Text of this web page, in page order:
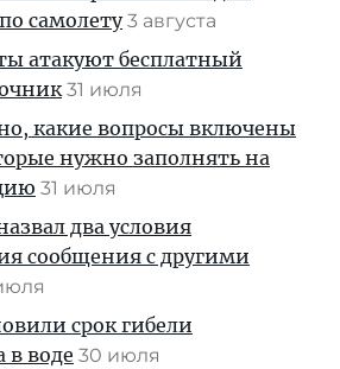
самолету 3 августа
атакуют бесплатный
31 июля
какие вопросы включены
нужно заполнять на
31 июля
два условия
сообщения с другими
срок гибели
в воде 30 июля